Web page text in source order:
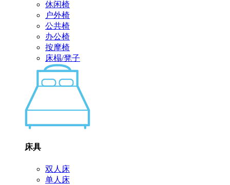
休闲椅
户外椅
公共椅
办公椅
按摩椅
床榻/凳子
床具
双人床
单人床